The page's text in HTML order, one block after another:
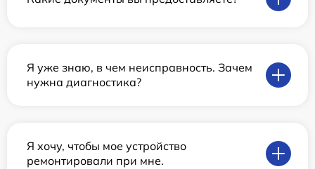
Я уже знаю, в чем неисправность. Зачем
нужна диагностика?
Я хочу, чтобы мое устройство
ремонтировали при мне.